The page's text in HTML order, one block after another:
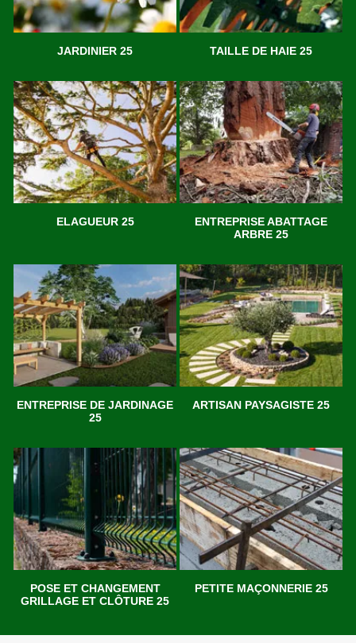
JARDINIER 25 TAILLE DE HAIE 25
ELAGUEUR 25
ENTREPRISE ABATTAGE
ARBRE 25
ENTREPRISE DE JARDINAGE
25
ARTISAN PAYSAGISTE 25
POSE ET CHANGEMENT
GRILLAGE ET CLÔTURE 25
PETITE MAÇONNERIE 25